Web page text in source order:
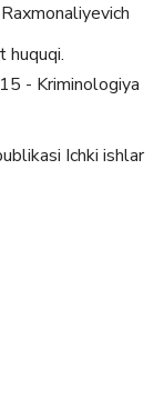
huquqi.
- Kriminologiya
Ichki ishlar